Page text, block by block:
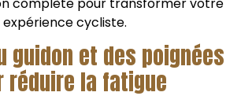
expérience cycliste.
guidon et des poignées
réduire la fatigue